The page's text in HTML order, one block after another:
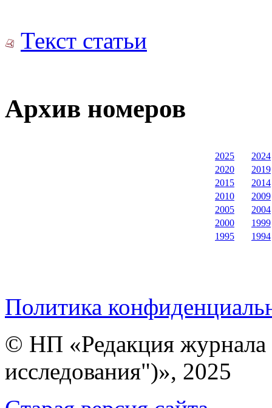
Текст статьи
Архив номеров
2025
2024
2020
2019
2015
2014
2010
2009
2005
2004
2000
1999
1995
1994
Политика
© НП «Редакция
исследования")», 2025